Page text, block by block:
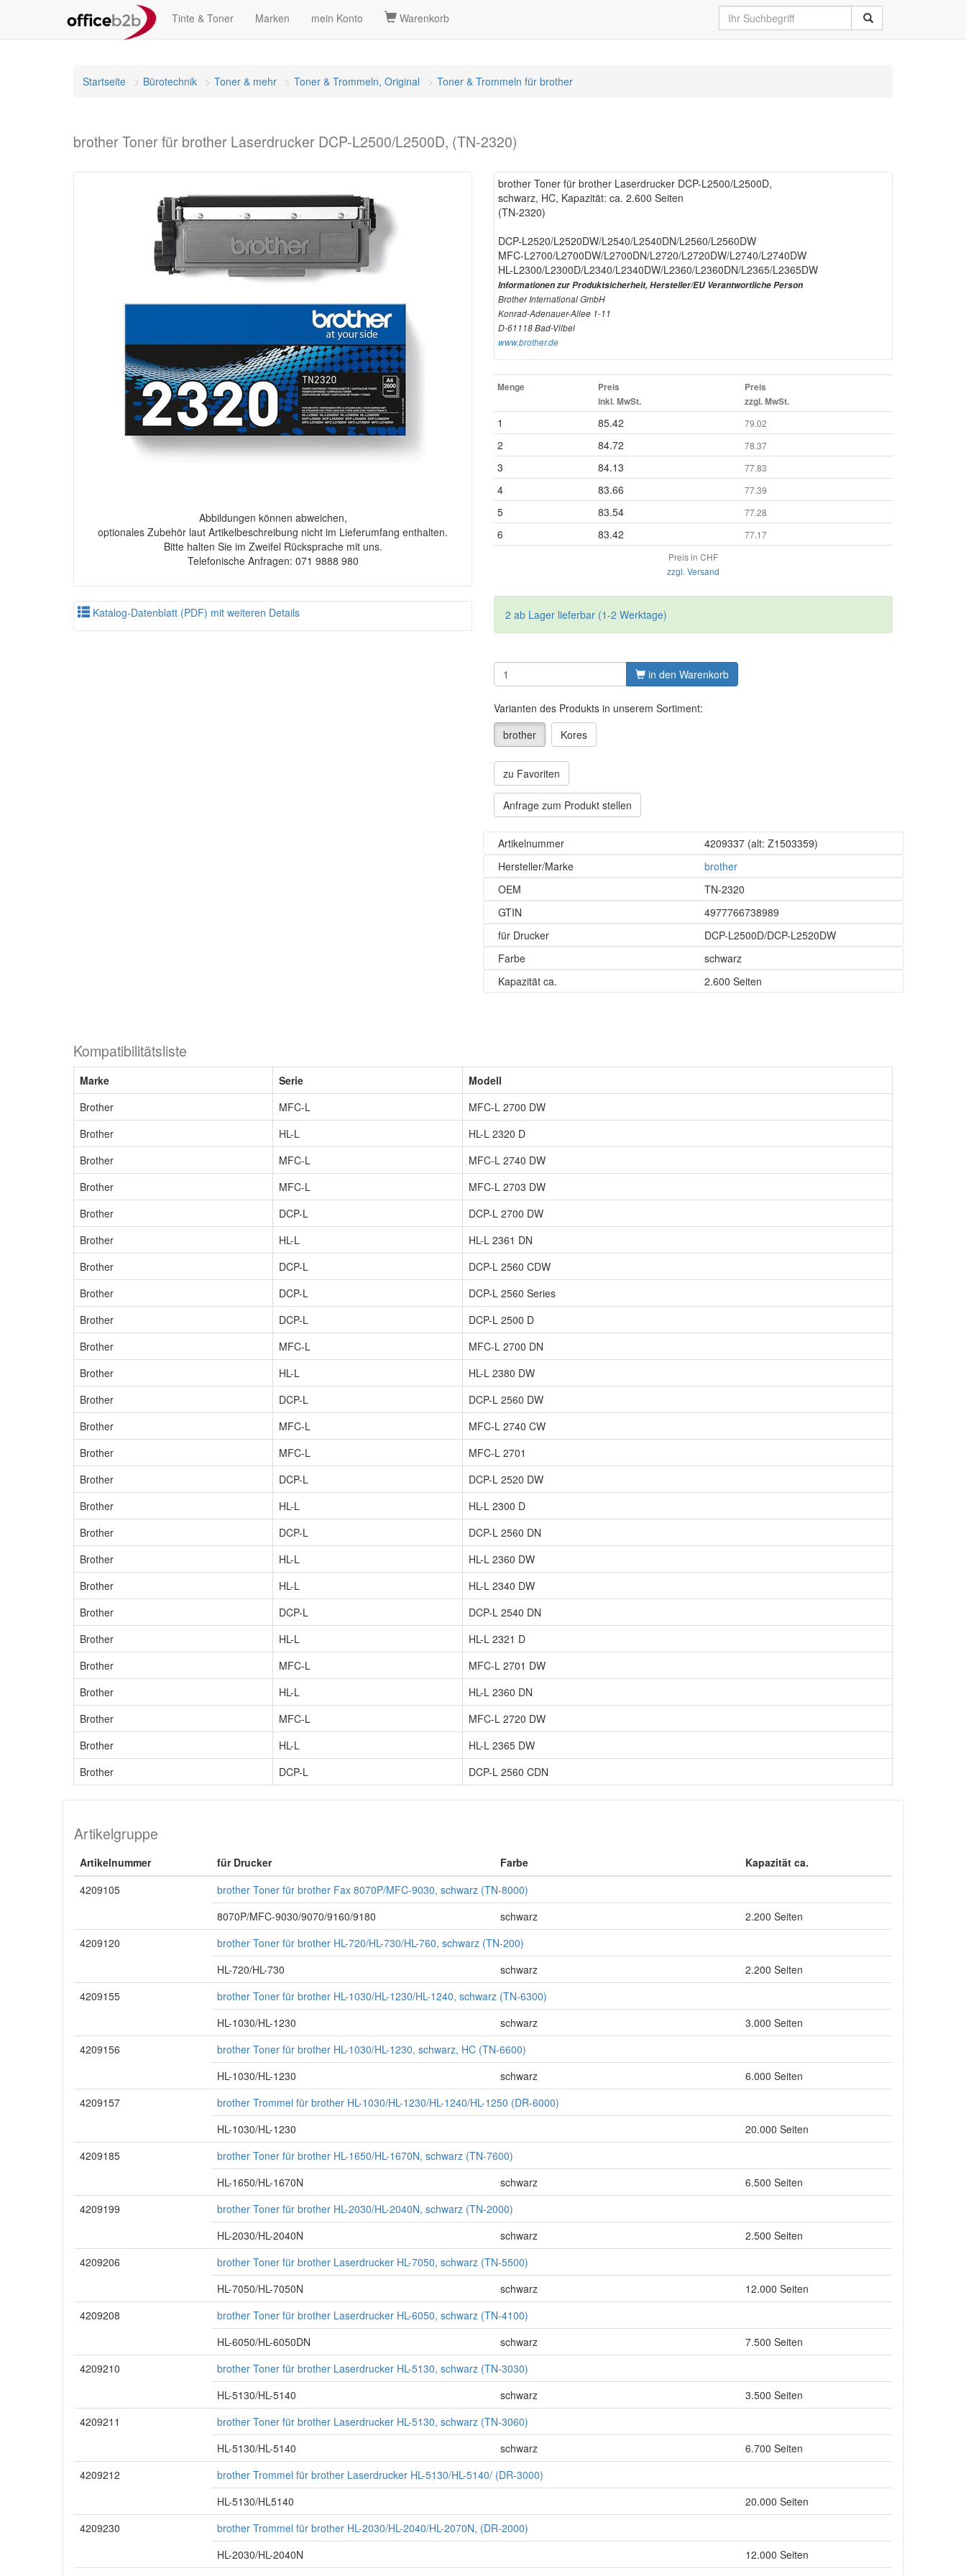
Tinte & Toner Marken mein Konto Warenkorb
Startseite Bürotechnik Toner & mehr Toner & Trommeln, Original Toner & Trommeln für brother
brother Toner für brother Laserdrucker DCP-L2500/L2500D, (TN-2320)
Abbildungen können abweichen,
optionales Zubehör laut Artikelbeschreibung nicht im Lieferumfang enthalten.
Bitte halten Sie im Zweifel Rücksprache mit uns.
Telefonische Anfragen: 071 9888 980
Katalog-Datenblatt (PDF) mit weiteren Details
brother Toner für brother Laserdrucker DCP-L2500/L2500D,
schwarz, HC, Kapazität: ca. 2.600 Seiten
(TN-2320)
DCP-L2520/L2520DW/L2540/L2540DN/L2560/L2560DW
MFC-L2700/L2700DW/L2700DN/L2720/L2720DW/L2740/L2740DW
HL-L2300/L2300D/L2340/L2340DW/L2360/L2360DN/L2365/L2365DW
Informationen zur Produktsicherheit, Hersteller/EU Verantwortliche Person
Brother International GmbH
Konrad-Adenauer-Allee 1-11
D-61118 Bad-Vilbel
www.brother.de
Menge
Preis
inkl. MwSt.
Preis
zzgl. MwSt.
1 85.42 79.02
2 84.72 78.37
3 84.13 77.83
4 83.66 77.39
5 83.54 77.28
6 83.42
77.17
Preis in CHF
zzgl. Versand
2 ab Lager lieferbar (1-2 Werktage)
in den Warenkorb
Varianten des Produkts in unserem Sortiment:
brother
Kores
zu Favoriten
Anfrage zum Produkt stellen
Artikelnummer 4209337(alt: Z1503359)
Hersteller/Marke
brother
OEM
TN-2320
GTIN
4977766738989
für Drucker
DCP-L2500D/DCP-L2520DW
Farbe
schwarz
Kapazität ca.
2.600 Seiten
Kompatibilitätsliste
Marke Serie
Modell
Brother
MFC-L
MFC-L 2700 DW
Brother
HL-L
HL-L 2320 D
Brother
MFC-L
MFC-L 2740 DW
Brother
MFC-L
MFC-L 2703 DW
Brother
DCP-L
DCP-L 2700 DW
Brother
HL-L
HL-L 2361 DN
Brother
DCP-L
DCP-L 2560 CDW
Brother
DCP-L
DCP-L 2560 Series
Brother
DCP-L
DCP-L 2500 D
Brother
MFC-L
MFC-L 2700 DN
Brother
HL-L
HL-L 2380 DW
Brother
DCP-L
DCP-L 2560 DW
Brother
MFC-L
MFC-L 2740 CW
Brother
MFC-L
MFC-L 2701
Brother
DCP-L
DCP-L 2520 DW
Brother
HL-L
HL-L 2300 D
Brother
DCP-L
DCP-L 2560 DN
Brother
HL-L
HL-L 2360 DW
Brother
HL-L
HL-L 2340 DW
Brother
DCP-L
DCP-L 2540 DN
Brother
HL-L
HL-L 2321 D
Brother
MFC-L
MFC-L 2701 DW
Brother
HL-L
HL-L 2360 DN
Brother
MFC-L
MFC-L 2720 DW
Brother
HL-L
HL-L 2365 DW
Brother
DCP-L DCP-L 2560 CDN
Artikelgruppe
Artikelnummer für Drucker Farbe
Kapazität ca.
4209105
brother Toner für brother Fax 8070P/MFC-9030, schwarz (TN-8000)
8070P/MFC-9030/9070/9160/9180
schwarz
2.200 Seiten
4209120
brother Toner für brother HL-720/HL-730/HL-760, schwarz (TN-200)
HL-720/HL-730
schwarz
2.200 Seiten
4209155
brother Toner für brother HL-1030/HL-1230/HL-1240, schwarz (TN-6300)
HL-1030/HL-1230
schwarz
3.000 Seiten
4209156
brother Toner für brother HL-1030/HL-1230, schwarz, HC (TN-6600)
HL-1030/HL-1230
schwarz
6.000 Seiten
4209157
brother Trommel für brother HL-1030/HL-1230/HL-1240/HL-1250 (DR-6000)
HL-1030/HL-1230
20.000 Seiten
4209185
brother Toner für brother HL-1650/HL-1670N, schwarz (TN-7600)
HL-1650/HL-1670N
schwarz
6.500 Seiten
4209199
brother Toner für brother HL-2030/HL-2040N, schwarz (TN-2000)
HL-2030/HL-2040N
schwarz
2.500 Seiten
4209206
brother Toner für brother Laserdrucker HL-7050, schwarz (TN-5500)
HL-7050/HL-7050N
schwarz
12.000 Seiten
4209208
brother Toner für brother Laserdrucker HL-6050, schwarz (TN-4100)
HL-6050/HL-6050DN
schwarz
7.500 Seiten
4209210
brother Toner für brother Laserdrucker HL-5130, schwarz (TN-3030)
HL-5130/HL-5140
schwarz
3.500 Seiten
4209211
brother Toner für brother Laserdrucker HL-5130, schwarz (TN-3060)
HL-5130/HL-5140
schwarz
6.700 Seiten
4209212
brother Trommel für brother Laserdrucker HL-5130/HL-5140/ (DR-3000)
HL-5130/HL5140
20.000 Seiten
4209230
brother Trommel für brother HL-2030/HL-2040/HL-2070N, (DR-2000)
HL-2030/HL-2040N
12.000 Seiten